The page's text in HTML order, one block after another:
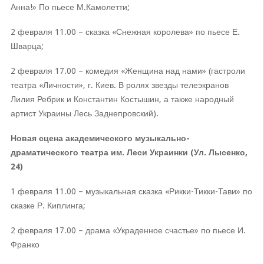
Анна!» По пьесе М.Камолетти;
2 февраля 11.00 – сказка «Снежная королева» по пьесе Е.
Шварца;
2 февраля 17.00 – комедия «Женщина над нами» (гастроли
театра «Личности», г. Киев. В ролях звезды телеэкранов
Лилия Ребрик и Константин Костышин, а также народный
артист Украины Лесь Заднепровский).
Новая сцена академического музыкально-
драматического театра им. Леси Украинки (Ул. Лысенко,
24)
1 февраля 11.00 – музыкальная сказка «Рикки-Тикки-Тави» по
сказке Р. Киплинга;
2 февраля 17.00 – драма «Украденное счастье» по пьесе И.
Франко